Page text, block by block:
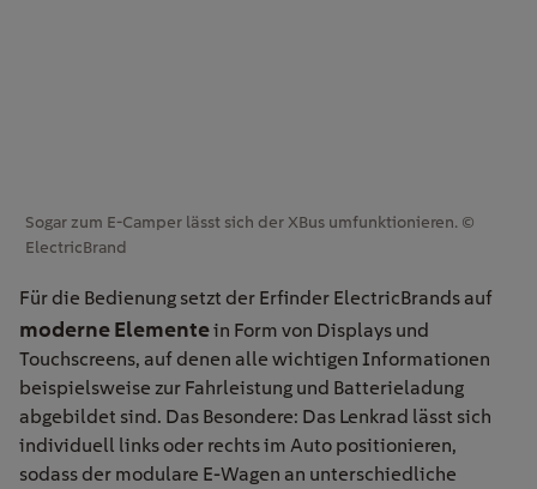
Sogar zum E-Camper lässt sich der XBus umfunktionieren. ©
ElectricBrand
Für die Bedienung setzt der Erfinder ElectricBrands auf
moderne Elementein Form von Displays und
Touchscreens, auf denen alle wichtigen Informationen
beispielsweise zur Fahrleistung und Batterieladung
abgebildet sind. Das Besondere: Das Lenkrad lässt sich
individuell links oder rechts im Auto positionieren,
sodass der modulare E-Wagen an unterschiedliche